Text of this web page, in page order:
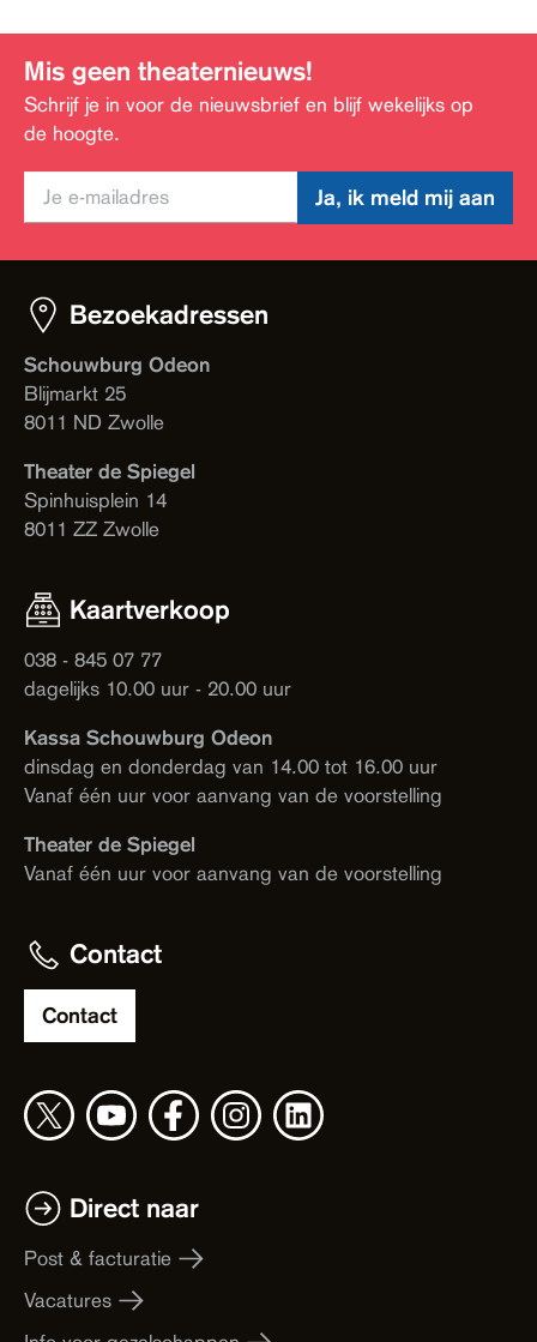
Mis geen theaternieuws!
Schrijf je in voor de nieuwsbrief en blijf wekelijks op
de hoogte.
Ja, ik meld mij aan
Bezoekadressen
Schouwburg Odeon
Blijmarkt 25
8011 ND Zwolle
Theater de Spiegel
Spinhuisplein 14
8011 ZZ Zwolle
Kaartverkoop
038 - 845 07 77
dagelijks 10.00 uur - 20.00 uur
Kassa Schouwburg Odeon
dinsdag en donderdag van 14.00 tot 16.00 uur
Vanaf één uur voor aanvang van de voorstelling
Theater de Spiegel
Vanaf één uur voor aanvang van de voorstelling
Contact
Contact
Direct naar
Post & facturatie
Vacatures